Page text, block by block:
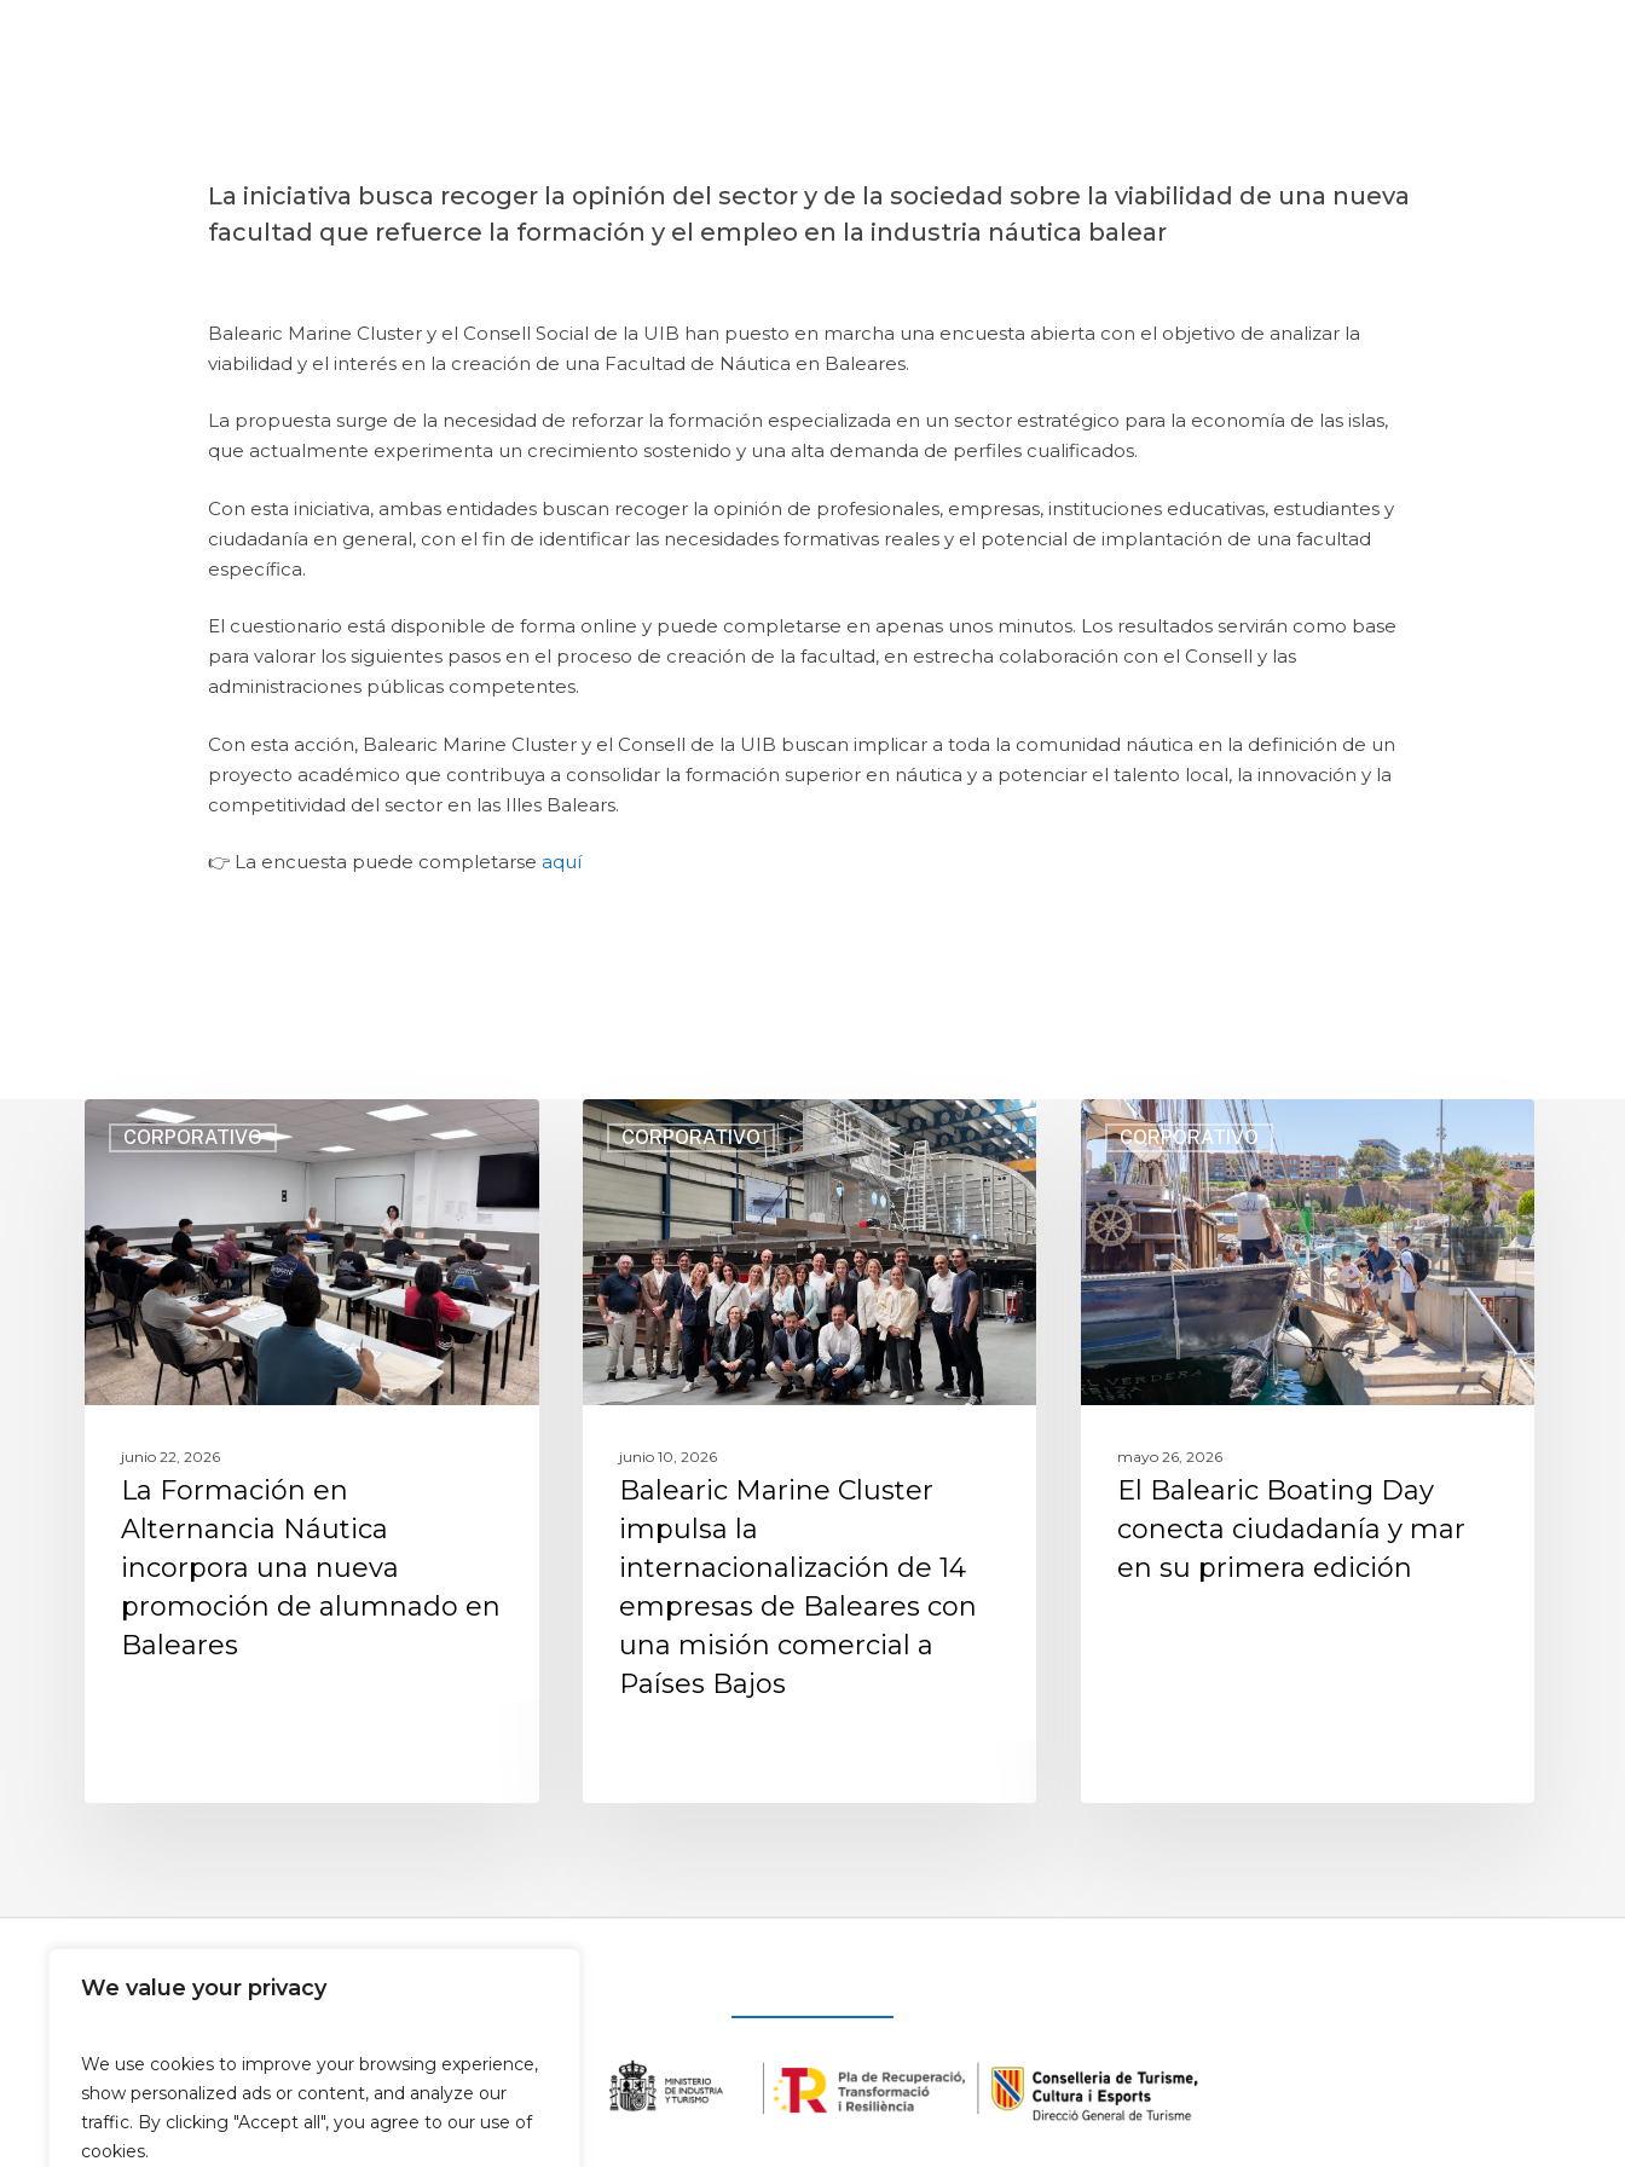
We value your privacy
We use cookies to improve your browsing experience,
show personalized ads or content, and analyze our
traffic. By clicking "Accept all", you agree to our use of
cookies.
La iniciativa busca recoger la opinión del sector y de la sociedad sobre la viabilidad de una nueva
facultad que refuerce la formación y el empleo en la industria náutica balear
Balearic Marine Cluster y el Consell Social de la UIB han puesto en marcha una encuesta abierta con el objetivo de analizar la
viabilidad y el interés en la creación de una Facultad de Náutica en Baleares.
La propuesta surge de la necesidad de reforzar la formación especializada en un sector estratégico para la economía de las islas,
que actualmente experimenta un crecimiento sostenido y una alta demanda de perfiles cualificados.
Con esta iniciativa, ambas entidades buscan recoger la opinión de profesionales, empresas, instituciones educativas, estudiantes y
ciudadanía en general, con el fin de identificar las necesidades formativas reales y el potencial de implantación de una facultad
específica.
El cuestionario está disponible de forma online y puede completarse en apenas unos minutos. Los resultados servirán como base
para valorar los siguientes pasos en el proceso de creación de la facultad, en estrecha colaboración con el Consell y las
administraciones públicas competentes.
Con esta acción, Balearic Marine Cluster y el Consell de la UIB buscan implicar a toda la comunidad náutica en la definición de un
proyecto académico que contribuya a consolidar la formación superior en náutica y a potenciar el talento local, la innovación y la
competitividad del sector en las Illes Balears.
👉 La encuesta puede completarse aquí
CORPORATIVO
junio 22, 2026
La Formación en
Alternancia Náutica
incorpora una nueva
promoción de alumnado en
Baleares
CORPORATIVO
junio 10, 2026
Balearic Marine Cluster
impulsa la
internacionalización de 14
empresas de Baleares con
una misión comercial a
Países Bajos
CORPORATIVO
mayo 26, 2026
El Balearic Boating Day
conecta ciudadanía y mar
en su primera edición